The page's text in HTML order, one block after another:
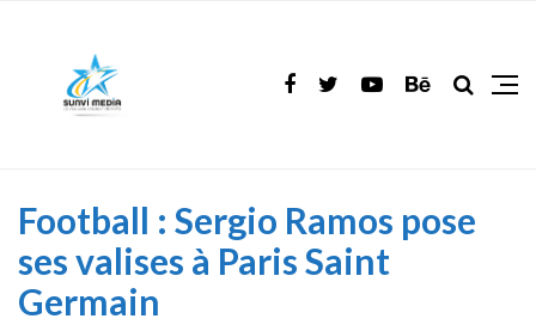
Football : Sergio Ramos pose
ses valises à Paris Saint
Germain